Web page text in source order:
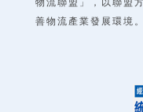
善物流產業發展環境。